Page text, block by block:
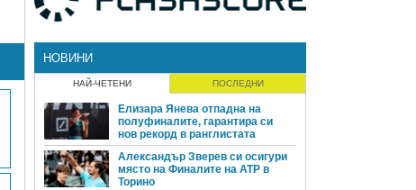
НОВИНИ
НАЙ-ЧЕТЕНИ ПОСЛЕДНИ
Елизара Янева отпадна на
полуфиналите, гарантира си
нов рекорд в ранглистата
Александър Зверев си осигури
място на Финалите на ATP в
Торино